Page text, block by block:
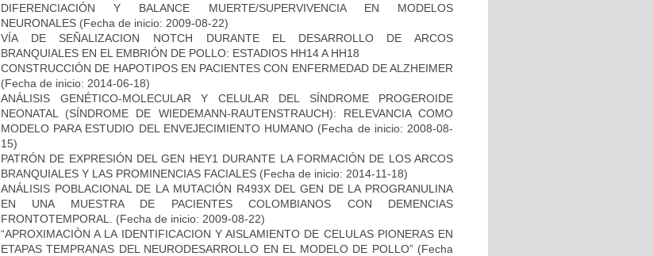
DIFERENCIACIÓN Y BALANCE MUERTE/SUPERVIVENCIA EN MODELOS
NEURONALES (Fecha de inicio: 2009-08-22)
VÍA DE SEÑALIZACION NOTCH DURANTE EL DESARROLLO DE ARCOS
BRANQUIALES EN EL EMBRIÓN DE POLLO: ESTADIOS HH14 A HH18
CONSTRUCCIÓN DE HAPOTIPOS EN PACIENTES CON ENFERMEDAD DE ALZHEIMER
(Fecha de inicio: 2014-06-18)
ANÁLISIS GENÉTICO-MOLECULAR Y CELULAR DEL SÍNDROME PROGEROIDE
NEONATAL (SÍNDROME DE WIEDEMANN-RAUTENSTRAUCH): RELEVANCIA COMO
MODELO PARA ESTUDIO DEL ENVEJECIMIENTO HUMANO (Fecha de inicio: 2008-08-
15)
PATRÓN DE EXPRESIÓN DEL GEN HEY1 DURANTE LA FORMACIÓN DE LOS ARCOS
BRANQUIALES Y LAS PROMINENCIAS FACIALES (Fecha de inicio: 2014-11-18)
ANÁLISIS POBLACIONAL DE LA MUTACIÓN R493X DEL GEN DE LA PROGRANULINA
EN UNA MUESTRA DE PACIENTES COLOMBIANOS CON DEMENCIAS
FRONTOTEMPORAL.
(Fecha de inicio: 2009-08-22)
“APROXIMACIÒN A LA IDENTIFICACION Y AISLAMIENTO DE CELULAS PIONERAS EN
ETAPAS TEMPRANAS DEL NEURODESARROLLO EN EL MODELO DE POLLO”(Fecha